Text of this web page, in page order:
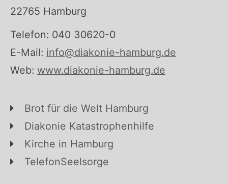
22765 Hamburg
Telefon: 040 30620-0
E-Mail: info@diakonie-hamburg.de
Web: www.diakonie-hamburg.de
Brot für die Welt Hamburg
Diakonie Katastrophenhilfe
Kirche in Hamburg
TelefonSeelsorge